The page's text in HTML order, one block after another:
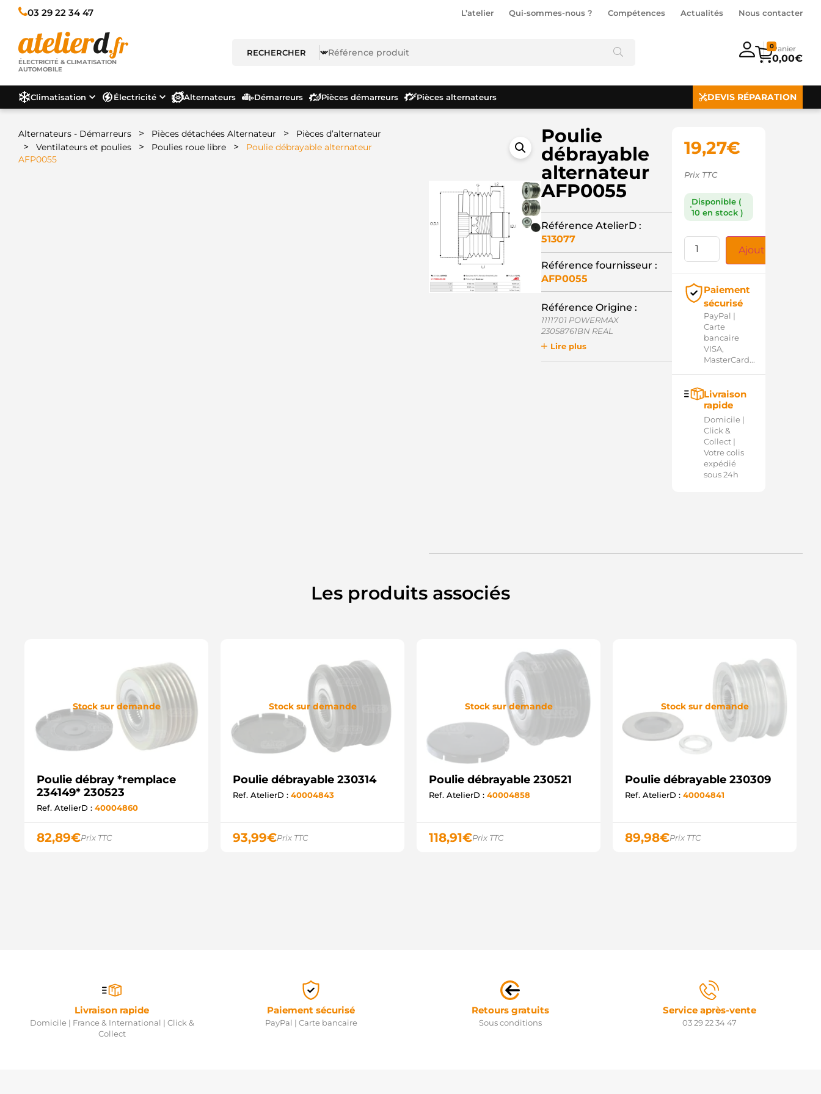
03 29 22 34 47 L’atelier Qui-sommes-nous ? Compétences Actualités Nous contacter
ÉLECTRICITÉ & CLIMATISATION
AUTOMOBILE
0,00€
0
Climatisation Électricité Alternateurs Démarreurs Pièces démarreurs Pièces alternateurs DEVIS RÉPARATION
Alternateurs - Démarreurs > Pièces détachées Alternateur > Pièces d’alternateur
> Ventilateurs et poulies > Poulies roue libre >
Poulie débrayable alternateur
AFP0055
Poulie
débrayable
alternateur
AFP0055
Référence AtelierD :
513077
Référence fournisseur :
AFP0055
Référence Origine :
1111701 POWERMAX
23058761BN REAL
23058761OE REAL
237355 CARGO
24-91294 WAI / TRANSPO
Lire plus
19,27€
Prix TTC
Disponible (
10 en stock )
Ajouter au
Paiement
sécurisé
PayPal |
Carte
bancaire
VISA,
MasterCard...
Livraison
rapide
Domicile |
Click &
Collect |
Votre colis
expédié
sous 24h
Les produits associés
Stock sur demande
Poulie débray *remplace
234149* 230523
Ref. AtelierD : 40004860
82,89€Prix TTC
Stock sur demande
Poulie débrayable 230314
Ref. AtelierD : 40004843
93,99€Prix TTC
Stock sur demande
Poulie débrayable 230521
Ref. AtelierD : 40004858
118,91€Prix TTC
Stock sur demande
Poulie débrayable 230309
Ref. AtelierD : 40004841
89,98€Prix TTC
Livraison rapide
Domicile | France & International | Click &
Collect
Paiement sécurisé
PayPal | Carte bancaire
Retours gratuits
Sous conditions
Service après-vente
03 29 22 34 47